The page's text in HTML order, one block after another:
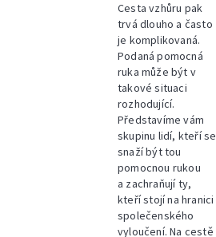
Cesta vzhůru pak
trvá dlouho a často
je komplikovaná.
Podaná pomocná
ruka může být v
takové situaci
rozhodující.
Představíme vám
skupinu lidí, kteří se
snaží být tou
pomocnou rukou
a zachraňují ty,
kteří stojí na hranici
společenského
vyloučení. Na cestě